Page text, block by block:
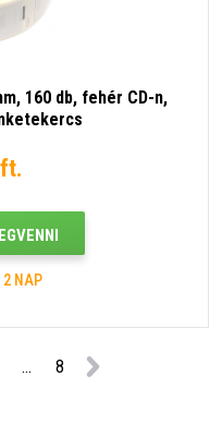
160 db, fehér CD-n,
2 NAP
... 8